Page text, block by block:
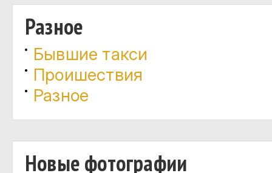
Разное
Бывшие такси
Проишествия
Разное
Новые фотографии